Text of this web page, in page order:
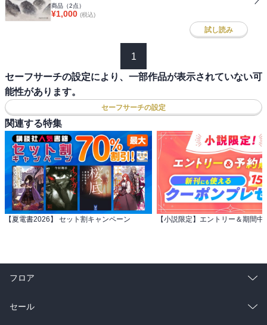
商品（2点）
¥1,000 (税込)
試し読み
1
セーフサーチの設定により、一部作品が表示されていない可
能性があります。
セーフサーチの設定
関連する特集
【夏電書2026】 セット割キャンペーン
フロア
総合
セール